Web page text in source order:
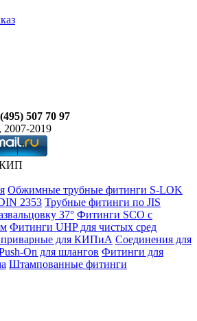
507 70 97
2019
КИП
Обжимные трубные фитинги S-LOK
2353 Трубные фитинги по JIS
37° Фитинги SCO с
Фитинги UHP для чистых сред
приварные для КИПиА Соединения для
On для шлангов Фитинги для
Штампованные фитинги